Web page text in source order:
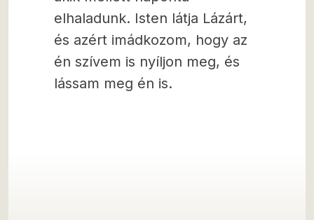
elhaladunk. Isten látja Lázárt,
és azért imádkozom, hogy az
én szívem is nyíljon meg, és
lássam meg én is.